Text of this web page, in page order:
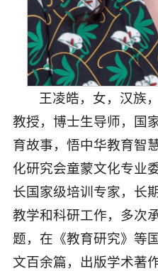
王凌皓， 女，汉族
教授，博士生导师，国
育故事，悟中华教育智
化研究会童蒙文化专业
长国家级培训专家，长
教学和科研工作，多次
题，在《教育研究》等
文百余篇，出版学术著